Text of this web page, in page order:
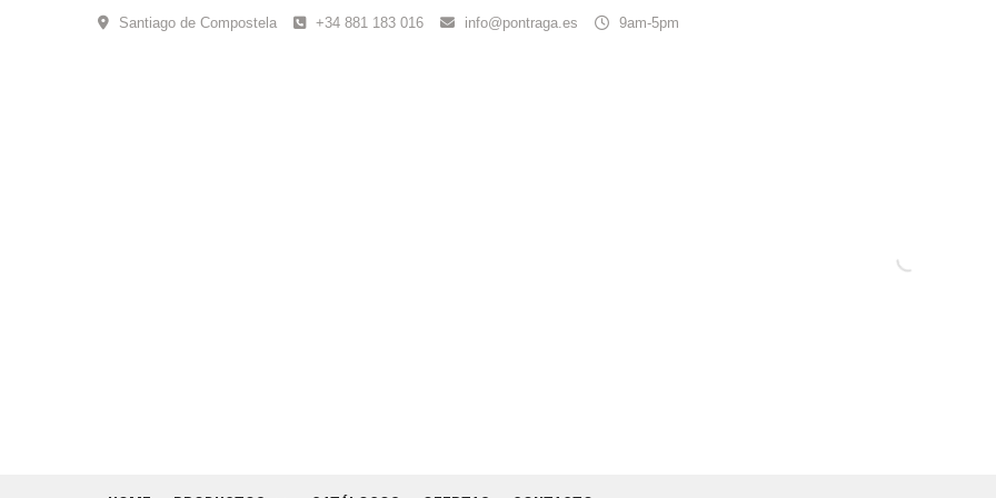
Santiago de Compostela +34 881 183 016 info@pontraga.es 9am-5pm